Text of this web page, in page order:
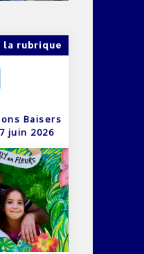
la rubrique
Baisers
juin 2026